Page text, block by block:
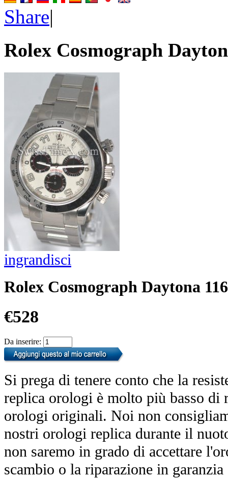
Share|
Rolex Cosmograph
ingrandisci
Rolex Cosmograph Daytona
€528
Da inserire:
Si prega di tenere conto che la
replica orologi è molto più basso di
orologi originali. Noi non
nostri orologi replica durante il
non saremo in grado di accettare
scambio o la riparazione in